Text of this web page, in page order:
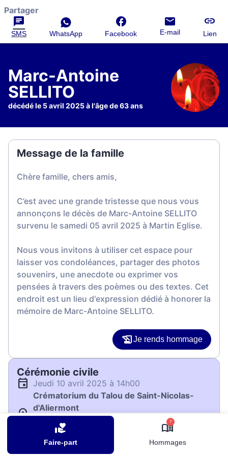
Faire-part
7
Hommages
Partager
SMS WhatsApp Facebook E-mail Lien
Marc-Antoine
SELLITO
décédé le 5 avril 2025 à l'âge de 63 ans
Message de la famille
Chère famille, chers amis,
C’est avec une grande tristesse que nous vous
annonçons le décès de Marc-Antoine SELLITO
survenu le samedi 05 avril 2025 à Martin Eglise.
Nous vous invitons à utiliser cet espace pour
laisser vos condoléances, partager des photos
souvenirs, une anecdote ou exprimer vos
pensées à travers des poèmes ou des textes. Cet
endroit est un lieu d'expression dédié à honorer la
mémoire de Marc-Antoine SELLITO.
Je rends hommage
Cérémonie civile
jeudi 10 avril 2025 à 14h00
Crématorium du Talou de Saint-Nicolas-
d'Aliermont
76510 Saint-Nicolas-d'Aliermont